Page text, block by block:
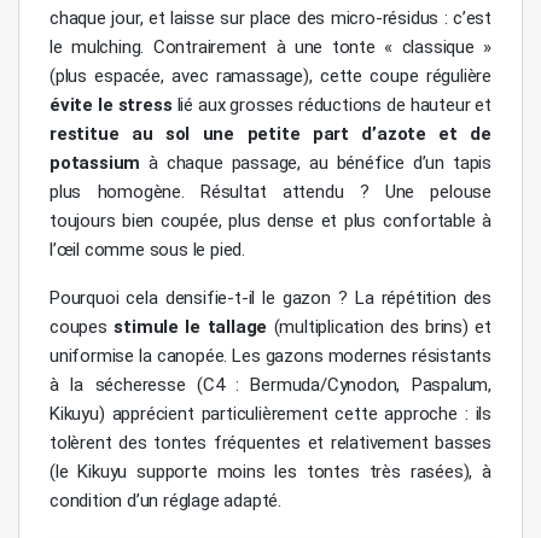
chaque jour, et laisse sur place des micro-résidus : c’est
le mulching. Contrairement à une tonte « classique »
(plus espacée, avec ramassage), cette coupe régulière
évite le stress lié aux grosses réductions de hauteur et
restitue au sol une petite part d’azote et de
potassium à chaque passage, au bénéfice d’un tapis
plus homogène. Résultat attendu ? Une pelouse
toujours bien coupée, plus dense et plus confortable à
l’œil comme sous le pied.
Pourquoi cela densifie-t-il le gazon ? La répétition des
coupesstimule le tallage (multiplication des brins) et
uniformise la canopée. Les gazons modernes résistants
à la sécheresse (C4 : Bermuda/Cynodon, Paspalum,
Kikuyu) apprécient particulièrement cette approche : ils
tolèrent des tontes fréquentes et relativement basses
(le Kikuyu supporte moins les tontes très rasées), à
condition d’un réglage adapté.